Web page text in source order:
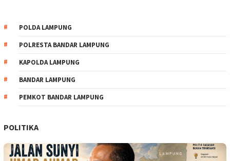
POLDA LAMPUNG
POLRESTA BANDAR LAMPUNG
KAPOLDA LAMPUNG
BANDAR LAMPUNG
PEMKOT BANDAR LAMPUNG
POLITIKA